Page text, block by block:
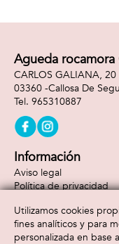
Agueda rocamora
CARLOS GALIANA, 20
03360 -Callosa De
965310887
Información
Aviso legal
Política de privacidad
Formas de pago
Utilizamos cookies
fines analíticos y para
personalizada en base